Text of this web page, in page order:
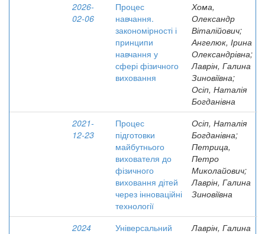
2026-
02-06
Процес
навчання.
закономірності і
принципи
навчання у
сфері фізичного
виховання
Хома,
Олександр
Віталійович;
Ангелюк, Ірина
Олександрівна;
Лаврін, Галина
Зиновіївна;
Осіп, Наталія
Богданівна
2021-
12-23
Процес
підготовки
майбутнього
вихователя до
фізичного
виховання дітей
через інноваційні
технології
Осіп, Наталія
Богданівна;
Петрица,
Петро
Миколайович;
Лаврін, Галина
Зиновіївна
2024
Універсальний
Лаврін, Галина